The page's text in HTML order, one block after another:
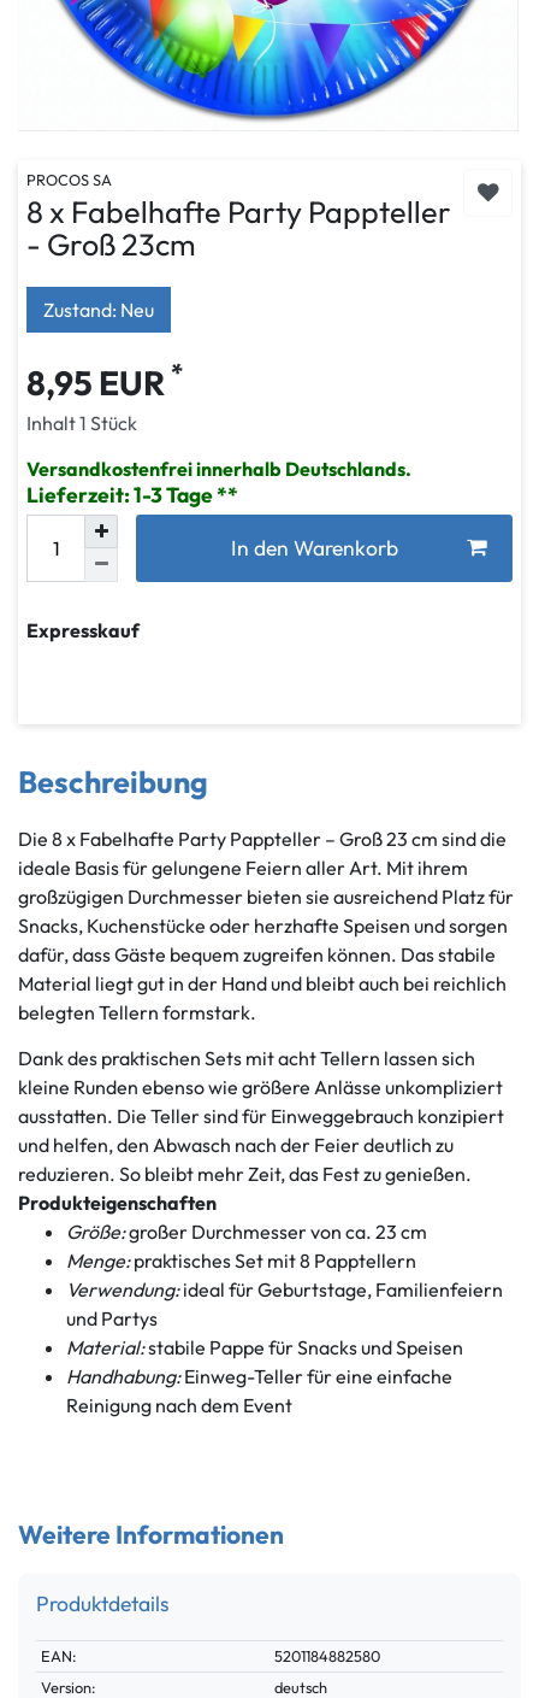
PROCOS SA
8 x Fabelhafte Party Pappteller
- Groß 23cm
Zustand: Neu
8,95 EUR *
Inhalt1 Stück
Versandkostenfrei innerhalb Deutschlands.
Lieferzeit: 1-3 Tage
In den Warenkorb
Expresskauf
Beschreibung
Die 8 x Fabelhafte Party Pappteller – Groß 23 cm sind die
ideale Basis für gelungene Feiern aller Art. Mit ihrem
großzügigen Durchmesser bieten sie ausreichend Platz für
Snacks, Kuchenstücke oder herzhafte Speisen und sorgen
dafür, dass Gäste bequem zugreifen können. Das stabile
Material liegt gut in der Hand und bleibt auch bei reichlich
belegten Tellern formstark.
Dank des praktischen Sets mit acht Tellern lassen sich
kleine Runden ebenso wie größere Anlässe unkompliziert
ausstatten. Die Teller sind für Einweggebrauch konzipiert
und helfen, den Abwasch nach der Feier deutlich zu
reduzieren. So bleibt mehr Zeit, das Fest zu genießen.
Produkteigenschaften
Größe:großer Durchmesser von ca. 23 cm
Menge:praktisches Set mit 8 Papptellern
Verwendung:ideal für Geburtstage, Familienfeiern
und Partys
Material:stabile Pappe für Snacks und Speisen
Handhabung:Einweg-Teller für eine einfache
Reinigung nach dem Event
Weitere Informationen
Produktdetails
Technisches
Merkmal
Wert
EAN:
5201184882580
Version:
deutsch